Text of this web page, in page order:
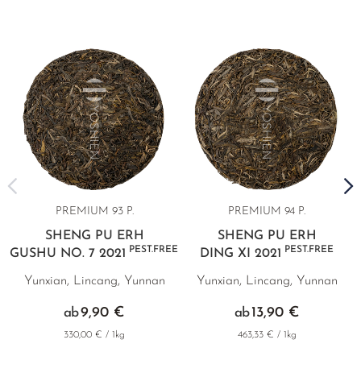
PREMIUM 93 P.
SHENG PU ERH
GUSHU NO. 7 2021
PEST.FREE
Yunxian, Lincang, Yunnan
ab9,90 €
330,00 € / 1kg
PREMIUM 94 P.
SHENG PU ERH
DING XI 2021
PEST.FREE
Yunxian, Lincang, Yunnan
ab 13,90 €
463,33 € / 1kg